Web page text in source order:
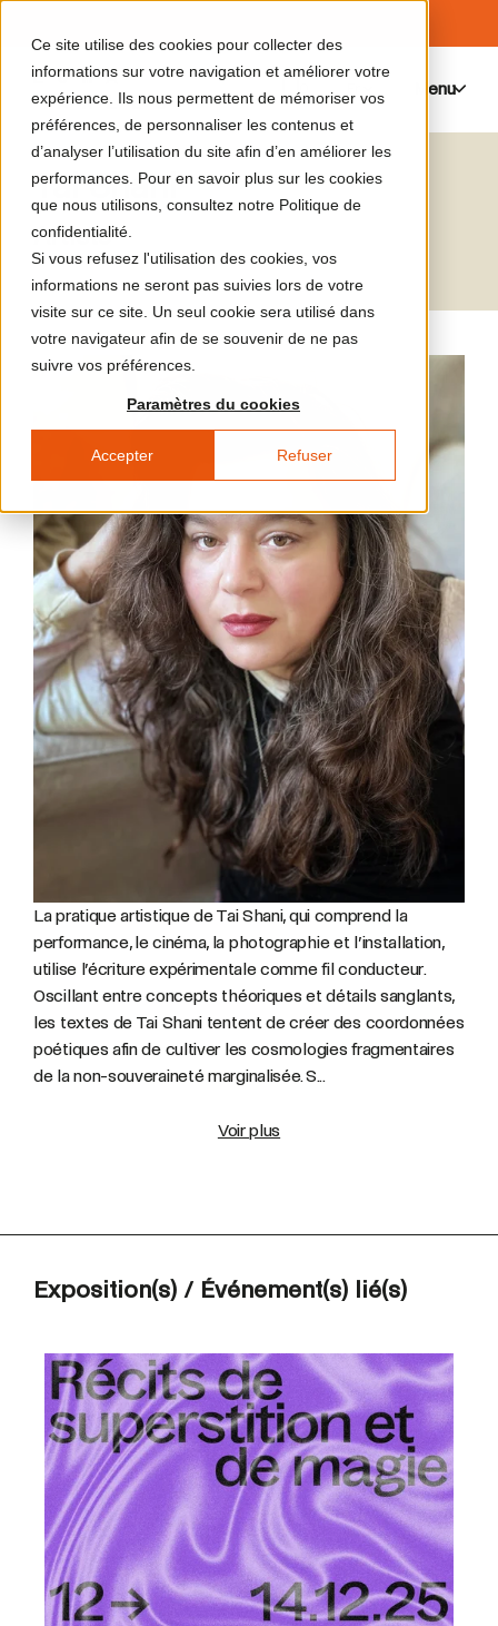
Ce site utilise des cookies pour collecter des
informations sur votre navigation et améliorer votre
expérience. Ils nous permettent de mémoriser vos
préférences, de personnaliser les contenus et
d’analyser l’utilisation du site afin d’en améliorer les
performances. Pour en savoir plus sur les cookies
que nous utilisons, consultez notre Politique de
confidentialité.
Si vous refusez l'utilisation des cookies, vos
informations ne seront pas suivies lors de votre
visite sur ce site. Un seul cookie sera utilisé dans
votre navigateur afin de se souvenir de ne pas
suivre vos préférences.
Paramètres du cookies
Accepter Refuser
Menu
Tai Shani
Artiste
La pratique artistique de Tai Shani, qui comprend la
performance, le cinéma, la photographie et l’installation,
utilise l’écriture expérimentale comme fil conducteur.
Oscillant entre concepts théoriques et détails sanglants,
les textes de Tai Shani tentent de créer des coordonnées
poétiques afin de cultiver les cosmologies fragmentaires
de la non-souveraineté marginalisée. S...
Voir plus
Exposition(s) / Événement(s) lié(s)